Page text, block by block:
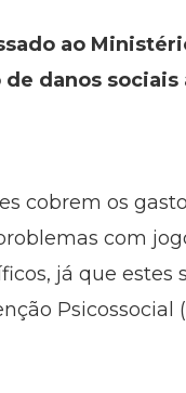
ao
danos sociais
cobrem os
com
já que estes
Psicossocial